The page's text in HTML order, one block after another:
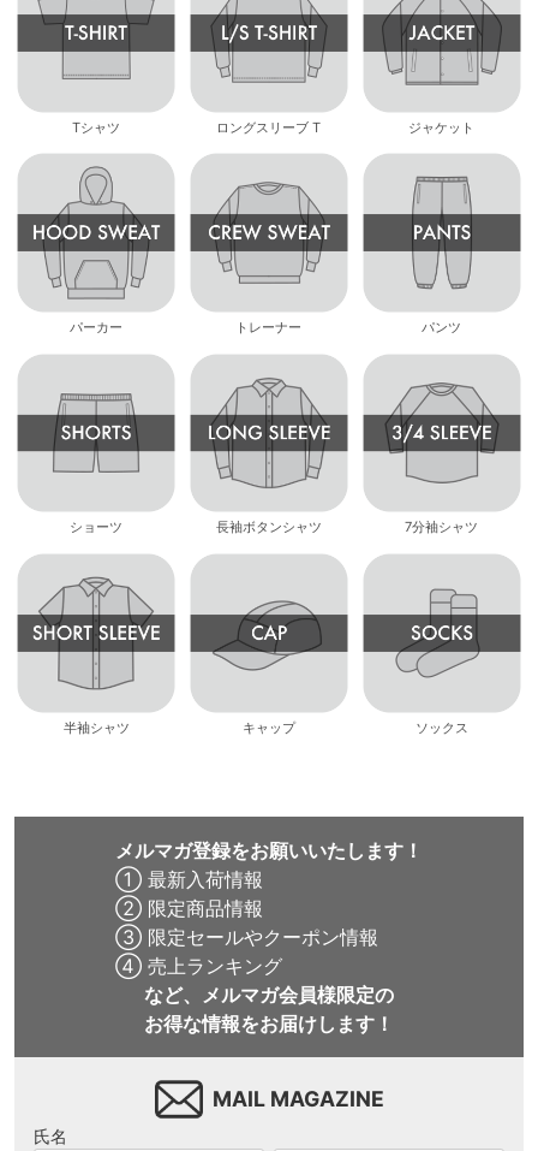
Tシャツ ロングスリーブ T ジャケット
パーカー トレーナー パンツ
ショーツ 長袖ボタンシャツ 7分袖シャツ
半袖シャツ キャップ ソックス
メルマガ登録をお願いいたします！
① 最新入荷情報
② 限定商品情報
③ 限定セールやクーポン情報
④ 売上ランキング
など、メルマガ会員様限定の
お得な情報をお届けします！
MAIL MAGAZINE
氏名